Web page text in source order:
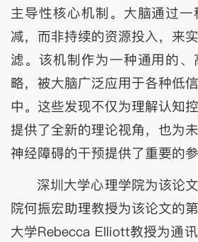
主导性核心机制。大脑通过
减，而非持续的资源投入，来
滤。该机制作为一种通用的
略，被大脑广泛应用于各种低
中。这些发现不仅为理解认知
提供了全新的理论视角，也为
神经障碍的干预提供了重要的参
深圳大学心理学院为该论
院何振宏助理教授为该论文的
大学Rebecca Elliott教授为通